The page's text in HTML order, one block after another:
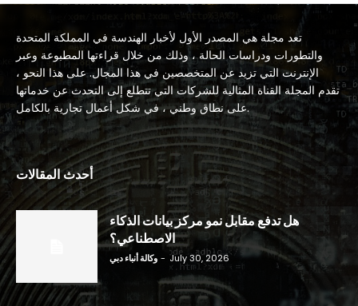
تعد مجلة هي المصدر الأول لأخبار الهندسة في المملكة المتحدة
والتطورات ودراسات الحالة ، وذلك من خلال قراءتها المطبوعة وعبر
الإنترنت التي تزيد عن المتخصصين في هذا المجال. على هذا النحو ،
تقدم المجلة القناة المثالية للشركات التي تتطلع إلى التحدث عن خدماتها
على نطاق وطني ، في شكل أعمال تجارية بالكامل.
أحدث المقالات
هل تدفع مقابل نمو مركز بيانات الذكاء
الاصطناعي؟
وكالة أنباء دبي - July 30, 2026